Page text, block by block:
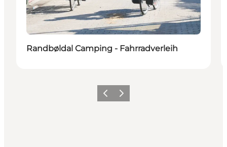
Randbøldal Camping - Fahrradverleih
ZurückWeiter